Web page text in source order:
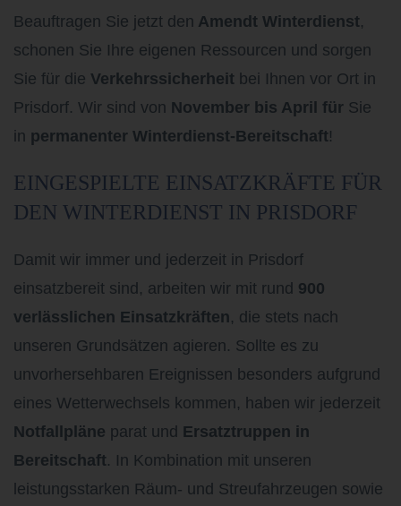
Beauftragen Sie jetzt den Amendt Winterdienst,
schonen Sie Ihre eigenen Ressourcen und sorgen
Sie für die Verkehrssicherheit bei Ihnen vor Ort in
Prisdorf. Wir sind von November bis April für Sie
in permanenter Winterdienst-Bereitschaft!
EINGESPIELTE EINSATZKRÄFTE FÜR
DEN WINTERDIENST IN PRISDORF
Damit wir immer und jederzeit in Prisdorf
einsatzbereit sind, arbeiten wir mit rund 900
verlässlichen Einsatzkräften, die stets nach
unseren Grundsätzen agieren. Sollte es zu
unvorhersehbaren Ereignissen besonders aufgrund
eines Wetterwechsels kommen, haben wir jederzeit
Notfallpläne parat und Ersatztruppen in
Bereitschaft. In Kombination mit unseren
leistungsstarken Räum- und Streufahrzeugen sowie